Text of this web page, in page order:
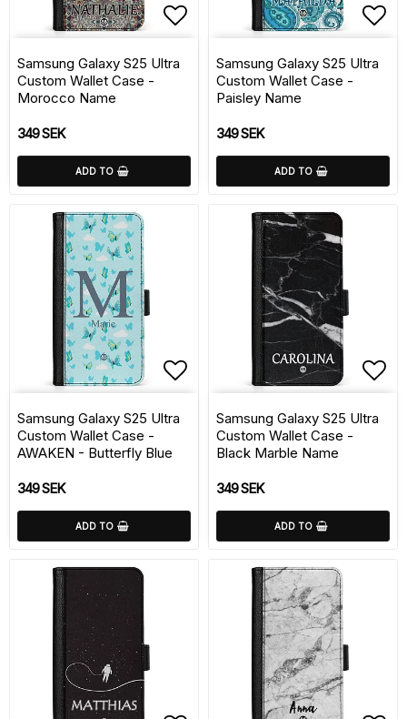
Add to list of
Samsung Galaxy S25 Ultra
Custom Wallet Case -
Morocco Name
349 SEK
ADD TO
Samsung Galaxy S25 Ultra
Custom Wallet Case -
Paisley Name
349 SEK
ADD TO
Add to list of
Samsung Galaxy S25 Ultra
Custom Wallet Case -
AWAKEN - Butterfly Blue
349 SEK
ADD TO
Samsung Galaxy S25 Ultra
Custom Wallet Case -
Black Marble Name
349 SEK
ADD TO